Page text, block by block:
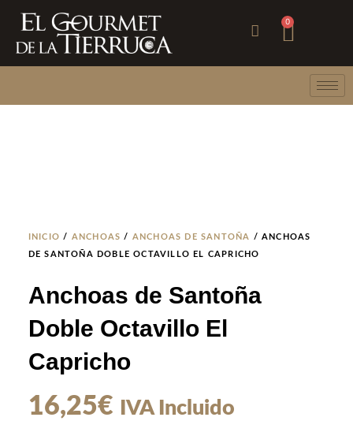
contenido
0
INICIO / ANCHOAS / ANCHOAS DE SANTOÑA
/ ANCHOAS
DE SANTOÑA DOBLE OCTAVILLO EL CAPRICHO
Anchoas de Santoña
Doble Octavillo El
Capricho
16,25€ IVA Incluido